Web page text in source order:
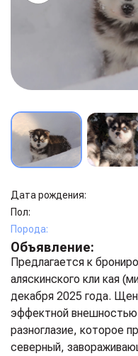
Дата рождения:
Пол:
Порода:
Объявление:
Предлагается к
аляскинского кли кая
декабря 2025 года.
эффектной
разноглазие, которое
северный,